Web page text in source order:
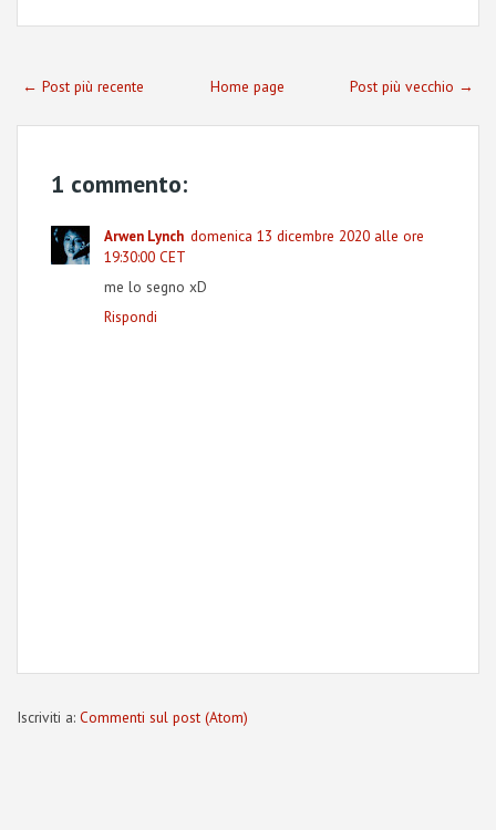
← Post più recente Post più vecchio →
Home page
1 commento:
Arwen Lynch domenica 13 dicembre 2020 alle ore
19:30:00 CET
me lo segno xD
Rispondi
Iscriviti a: Commenti sul post (Atom)